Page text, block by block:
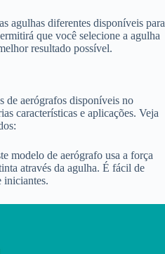
agulhas diferentes disponíveis para
que você selecione a agulha
resultado possível.
de aerógrafos disponíveis no
características e aplicações. Veja
modelo de aerógrafo usa a força
através da agulha. É fácil de
iniciantes.